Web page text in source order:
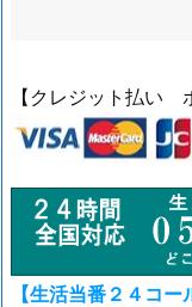
【クレジット払い
【生活当番２４コ